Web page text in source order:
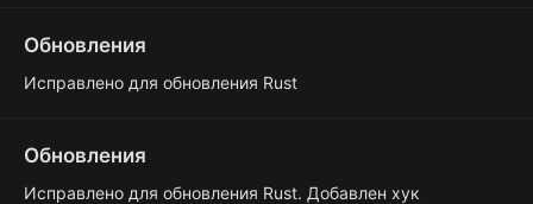
Обновления
Исправлено для обновления Rust
Обновления
Исправлено для обновления Rust. Добавлен хук